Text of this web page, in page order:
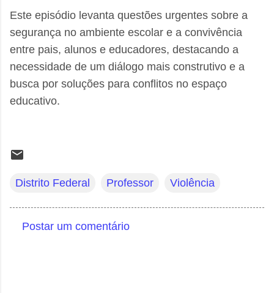
Este episódio levanta questões urgentes sobre a
segurança no ambiente escolar e a convivência
entre pais, alunos e educadores, destacando a
necessidade de um diálogo mais construtivo e a
busca por soluções para conflitos no espaço
educativo.
Distrito Federal Professor Violência
Postar um comentário